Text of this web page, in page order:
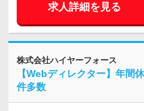
求人詳細を見る
株式会社ハイヤーフォース
【Webディレクター】年間
件多数